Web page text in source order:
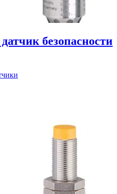
безопасности